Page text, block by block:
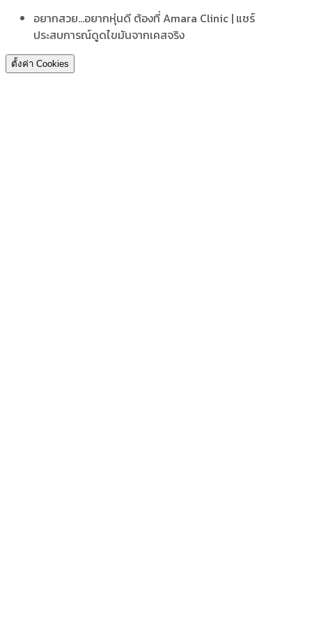
อยากสวย...อยากหุ่นดี ต้องที่ Amara Clinic | แชร์
ประสบการณ์ดูดไขมันจากเคสจริง
ตั้งค่า Cookies